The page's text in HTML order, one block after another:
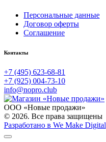
Персональные данные
Договор оферты
Соглашение
Контакты
+7 (495) 623-68-81
+7 (925) 004-73-10
info@nopro.club
ООО «Новые продажи»
© 2026. Все права защищены
Разработано в We Make Digital